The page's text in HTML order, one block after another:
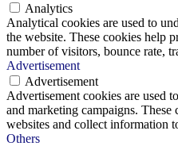
Analytics
Analytical cookies are used to
the website. These cookies help
number of visitors, bounce rate,
Advertisement
Advertisement
Advertisement cookies are used
and marketing campaigns. These
websites and collect information
Others